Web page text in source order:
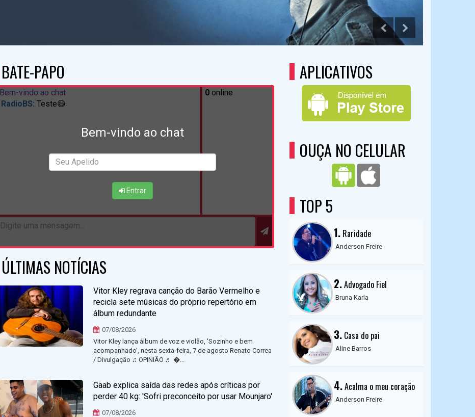
BATE-PAPO
Bem-vindo ao chat
Entrar
Bem-vindo ao chat
RadioBS: Teste😄
0online
ÚLTIMAS NOTÍCIAS
Vitor Kley regrava canção do Barão Vermelho e
recicla sete músicas do próprio repertório em
álbum redundante
07/08/2026
Vitor Kley lança álbum de voz e violão, 'Sozinho e bem
acompanhado', nesta sexta-feira, 7 de agosto Renato Correa
/ Divulgação ♫ OPINIÃO ♬ �...
Gaab explica saída das redes após críticas por
perder 40 kg: 'Sofri preconceito por usar Mounjaro'
07/08/2026
APLICATIVOS
OUÇA NO CELULAR
TOP 5
1.Raridade
Anderson Freire
2.Advogado Fiel
Bruna Karla
3.Casa do pai
Aline Barros
4.Acalma o meu coração
Anderson Freire